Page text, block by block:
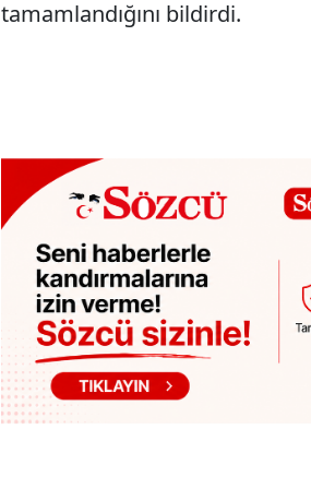
tamamlandığını bildirdi.